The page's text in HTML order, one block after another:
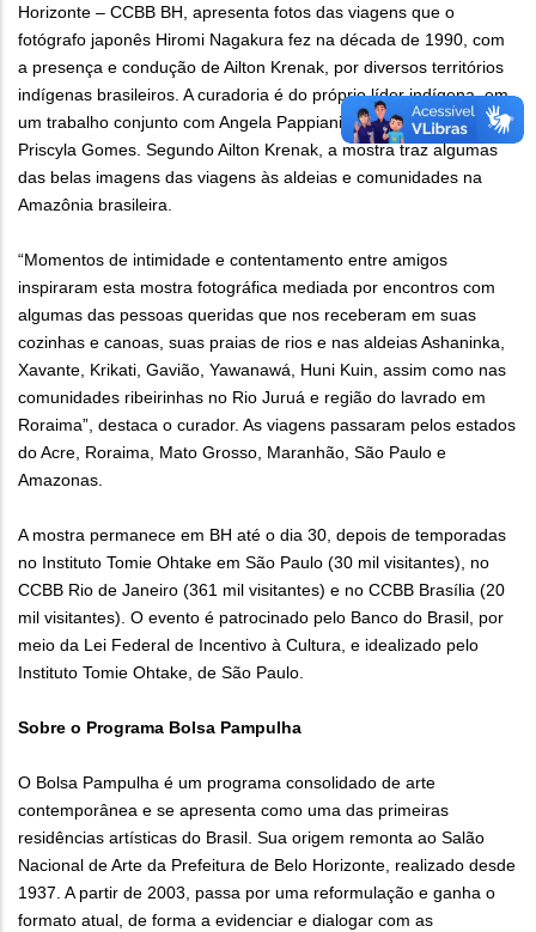
Horizonte – CCBB BH, apresenta fotos das viagens que o
fotógrafo japonês Hiromi Nagakura fez na década de 1990, com
a presença e condução de Ailton Krenak, por diversos territórios
indígenas brasileiros. A curadoria é do próprio líder indígena, em
um trabalho conjunto com Angela Pappiani, Eliza Otsuka e
Priscyla Gomes. Segundo Ailton Krenak, a mostra traz algumas
das belas imagens das viagens às aldeias e comunidades na
Amazônia brasileira.
“Momentos de intimidade e contentamento entre amigos
inspiraram esta mostra fotográfica mediada por encontros com
algumas das pessoas queridas que nos receberam em suas
cozinhas e canoas, suas praias de rios e nas aldeias Ashaninka,
Xavante, Krikati, Gavião, Yawanawá, Huni Kuin, assim como nas
comunidades ribeirinhas no Rio Juruá e região do lavrado em
Roraima”, destaca o curador. As viagens passaram pelos estados
do Acre, Roraima, Mato Grosso, Maranhão, São Paulo e
Amazonas.
A mostra permanece em BH até o dia 30, depois de temporadas
no Instituto Tomie Ohtake em São Paulo (30 mil visitantes), no
CCBB Rio de Janeiro (361 mil visitantes) e no CCBB Brasília (20
mil visitantes). O evento é patrocinado pelo Banco do Brasil, por
meio da Lei Federal de Incentivo à Cultura, e idealizado pelo
Instituto Tomie Ohtake, de São Paulo.
Sobre o Programa Bolsa Pampulha
O Bolsa Pampulha é um programa consolidado de arte
contemporânea e se apresenta como uma das primeiras
residências artísticas do Brasil. Sua origem remonta ao Salão
Nacional de Arte da Prefeitura de Belo Horizonte, realizado desde
1937. A partir de 2003, passa por uma reformulação e ganha o
formato atual, de forma a evidenciar e dialogar com as